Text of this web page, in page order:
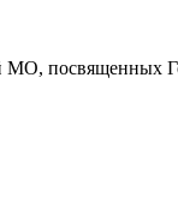
МО, посвященных